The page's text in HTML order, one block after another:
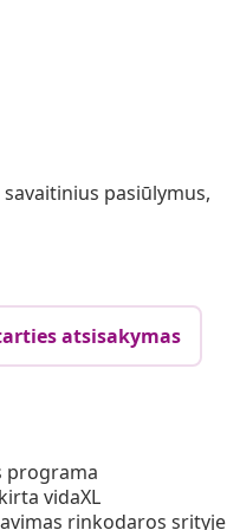
pasiūlymus,
atsisakymas
programa
vidaXL
rinkodaros srityje